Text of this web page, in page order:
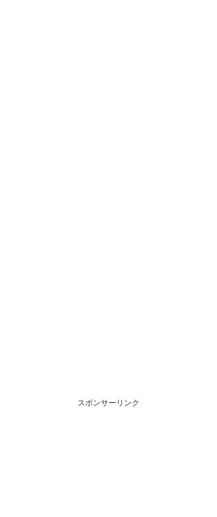
スポンサーリンク